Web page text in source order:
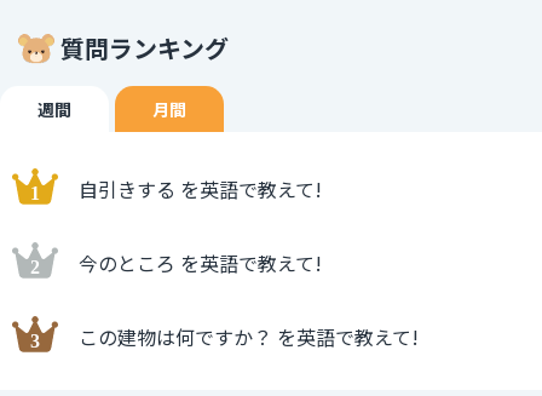
質問ランキング
週間 月間
自引きする を英語で教えて!
今のところ を英語で教えて!
この建物は何ですか？ を英語で教えて!